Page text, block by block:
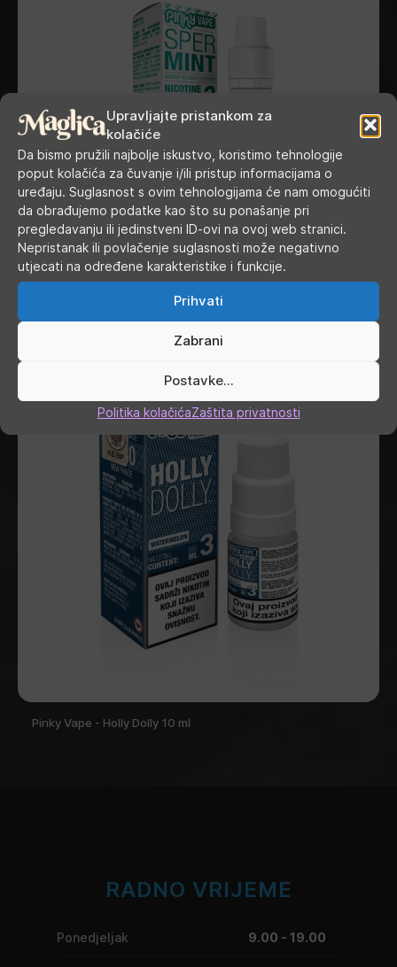
Upravljajte pristankom za
kolačiće
Da bismo pružili najbolje iskustvo, koristimo tehnologije
poput kolačića za čuvanje i/ili pristup informacijama o
uređaju. Suglasnost s ovim tehnologijama će nam omogućiti
da obrađujemo podatke kao što su ponašanje pri
pregledavanju ili jedinstveni ID-ovi na ovoj web stranici.
Nepristanak ili povlačenje suglasnosti može negativno
utjecati na određene karakteristike i funkcije.
Prihvati
Zabrani
Postavke...
Politika kolačićaZaštita privatnosti
Pinky Vape - Spermint 10 ml
Pinky Vape - Holly Dolly 10 ml
RADNO VRIJEME
Ponedjeljak 9.00 - 19.00